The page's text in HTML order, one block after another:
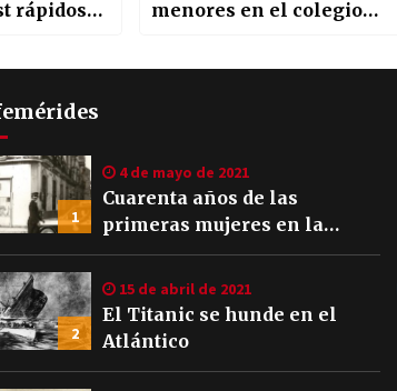
rápidos
menores en el colegio
1
4 de mayo de 2021
Cuarenta años de las
primeras mujeres en la
Policía Local de Sevilla
2
15 de abril de 2021
El Titanic se hunde en el
Atlántico